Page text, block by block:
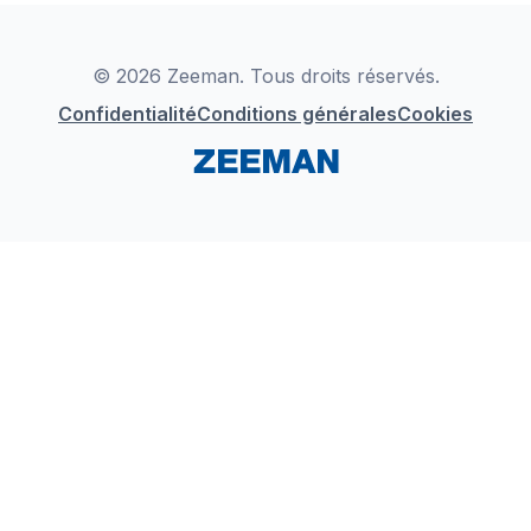
© 2026 Zeeman. Tous droits réservés.
ConfidentialitéConditions généralesCookies